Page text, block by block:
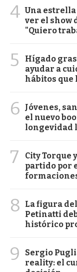
4 Una
ver el show
"Quiero
5
Hígado
ayudar a
hábitos que
6
Jóvenes,
el nuevo
longevidad
7
City Torque
partido por
8
La figura
Petinatti
histórico
9
Sergio
reality: el